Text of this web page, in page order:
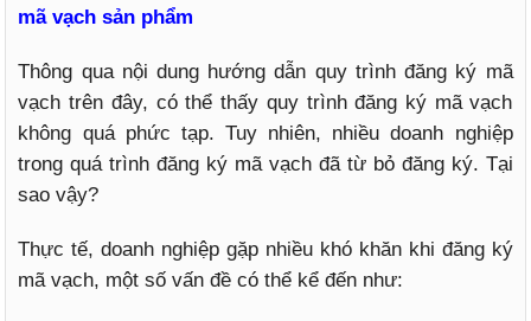
mã vạch sản phẩm
Thông qua nội dung hướng dẫn quy trình đăng ký mã
vạch trên đây, có thể thấy quy trình đăng ký mã vạch
không quá phức tạp. Tuy nhiên, nhiều doanh nghiệp
trong quá trình đăng ký mã vạch đã từ bỏ đăng ký. Tại
sao vậy?
Thực tế, doanh nghiệp gặp nhiều khó khăn khi đăng ký
mã vạch, một số vấn đề có thể kể đến như: